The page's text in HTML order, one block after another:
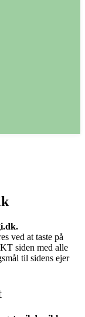
ved at taste på
siden med alle
til sidens ejer